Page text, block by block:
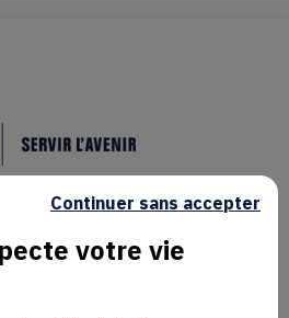
votre vie
Continuer sans accepter